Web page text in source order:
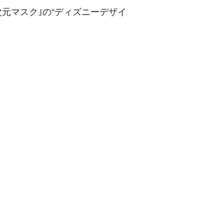
マスク｣の“ディズニーデザイ